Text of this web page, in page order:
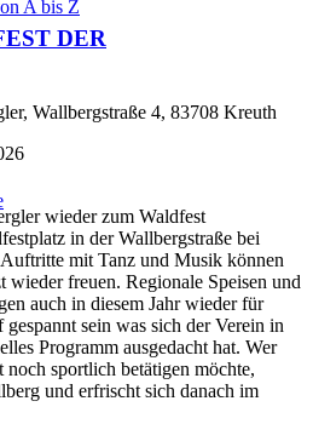
A bis Z
DER
Wallbergstraße 4, 83708 Kreuth
wieder zum Waldfest
in der Wallbergstraße bei
mit Tanz und Musik können
wieder freuen. Regionale Speisen und
auch in diesem Jahr wieder für
sein was sich der Verein in
Programm ausgedacht hat. Wer
sportlich betätigen möchte,
und erfrischt sich danach im